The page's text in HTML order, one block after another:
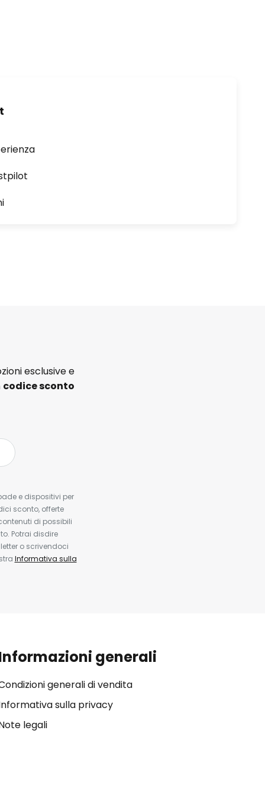
esclusive e
codice sconto
e dispositivi per
sconto, offerte
di possibili
Potrai disdire
o scrivendoci
Informativa sulla
generali
generali di vendita
sulla privacy
legali